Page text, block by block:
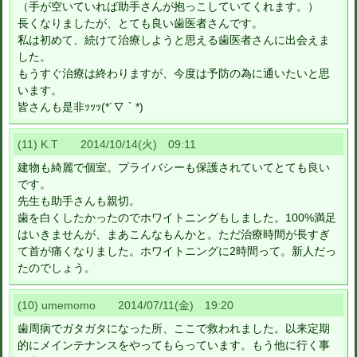
（手が空いていれば助手さんが抱っこしていてくれます。）
長くなりましたが、とても良い歯医者さんです。
私は初めて、続けて治療しようと思える歯医者さんに出会えま
した。
もうすぐ治療は終わりますが、今度は予防の為に通いたいと思
います。
皆さんも是非ｯｯｯ(*´∇｀*)
(11) K.T 2014/10/14(火) 09:11
建物も綺麗で個室。プライバシーも保護されていてとても良い
です。
先生も助手さんも親切。
歯を白くしたかったのでホワイトニングもしました。100%満足
はいきませんが、まあこんなもんかと。ただ治療時間が長すぎ
て首が痛くなりました。ホワイトニングに2時間って。新人だっ
たのでしょう。
(10) umemomo 2014/07/11(金) 19:20
歯周病でガタガタになった所、ここで救われました。以来定期
的にメインテナンスをやってもらっています。もう他に行く事